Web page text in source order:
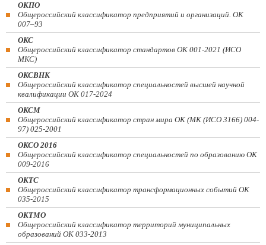
ОКПО
Общероссийский классификатор предприятий и организаций. ОК
007–93
ОКС
Общероссийский классификатор стандартов ОК 001-2021 (ИСО
МКС)
ОКСВНК
Общероссийский классификатор специальностей высшей научной
квалификации ОК 017-2024
ОКСМ
Общероссийский классификатор стран мира ОК (МК (ИСО 3166) 004-
97) 025-2001
ОКСО 2016
Общероссийский классификатор специальностей по образованию ОК
009-2016
ОКТС
Общероссийский классификатор трансформационных событий ОК
035-2015
ОКТМО
Общероссийский классификатор территорий муниципальных
образований ОК 033-2013